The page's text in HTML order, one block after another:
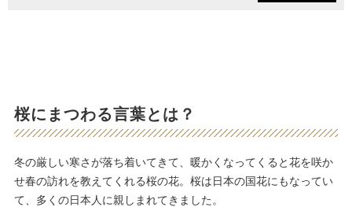
桜にまつわる言葉とは？
冬の厳しい寒さが落ち着いてきて、暖かくなってくると花を咲か
せ春の訪れを教えてくれる桜の花。桜は日本の国花にもなってい
て、多くの日本人に親しまれてきました。